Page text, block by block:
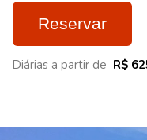
Reservar
Diárias a partir de R$